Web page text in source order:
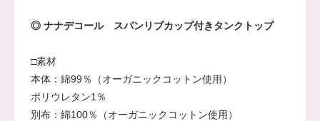
◎ ナナデコール スパンリブカップ付きタンクトップ
□素材
本体：綿99％（オーガニックコットン使用）
ポリウレタン1％
別布：綿100％（オーガニックコットン使用）